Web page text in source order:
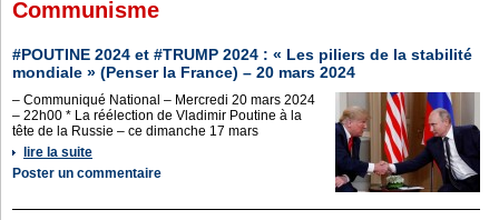
Communisme
#POUTINE 2024 et #TRUMP 2024 : « Les piliers de la stabilité
mondiale » (Penser la France) – 20 mars 2024
– Communiqué National – Mercredi 20 mars 2024
– 22h00 * La réélection de Vladimir Poutine à la
tête de la Russie – ce dimanche 17 mars
lire la suite
Poster un commentaire